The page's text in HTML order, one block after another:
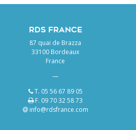
field
RDS FRANCE
87 quai de Brazza
33100 Bordeaux
France
—
T. 05 56 67 89 05
F. 09 70 32 58 73
info@rdsfrance.com